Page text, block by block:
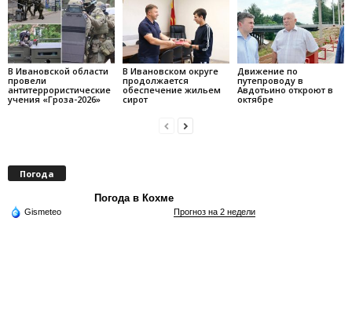
В Ивановской области
провели
антитеррористические
учения «Гроза-2026»
В Ивановском округе
продолжается
обеспечение жильем
сирот
Движение по
путепроводу в
Авдотьино откроют в
октябре
Погода
Погода в Кохме
Gismeteo Прогноз на 2 недели